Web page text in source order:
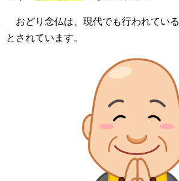
おどり念仏は、現代でも行われている
とされています。